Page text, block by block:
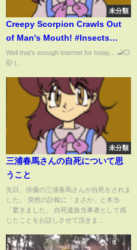
未分類
Creepy Scorpion Crawls Out
of Man's Mouth! #Insects
#Shorts
Well that's enough Internet for today... 🦂💥
🤯 (...
未分類
三浦春馬さんの自死について思
うこと
先日、俳優の三浦春馬さんが自死をされま
した。 突然の訃報に「まさか」と本当
「驚きました。 自死遺族当事者として感
じたことをお話しさせて頂きま...